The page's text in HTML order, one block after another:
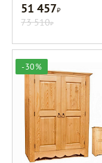
51 457Р
73 510Р
-30%